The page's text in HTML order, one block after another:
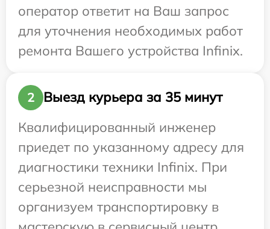
оператор ответит на Ваш запрос
для уточнения необходимых работ
ремонта Вашего устройства Infinix.
2
Выезд курьера за 35 минут
Квалифицированный инженер
приедет по указанному адресу для
диагностики техники Infinix. При
серьезной неисправности мы
организуем транспортировку в